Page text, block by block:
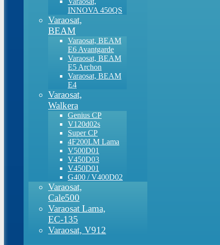
INNOVA 450QS
Varaosat,
BEAM
Varaosat, BEAM
E6 Avantgarde
Varaosat, BEAM
E5 Archon
Varaosat, BEAM
E4
Varaosat,
Walkera
Genius CP
V120d02s
Super CP
4F200LM Lama
V500D01
V450D03
V450D01
G400 / V400D02
Varaosat,
Cale500
Varaosat Lama,
EC-135
Varaosat, V912